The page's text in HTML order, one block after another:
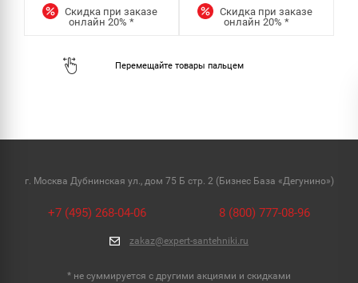
Скидка при заказе
онлайн20%*
Скидка при заказе
онлайн20%*
г. Москва Дубнинская ул., дом 75 Б стр. 2 (Бизнес База «Дегунино»)
+7 (495) 268-04-06 8 (800) 777-08-96
zakaz@expert-santehniki.ru
* не суммируется с другими акциями и скидками